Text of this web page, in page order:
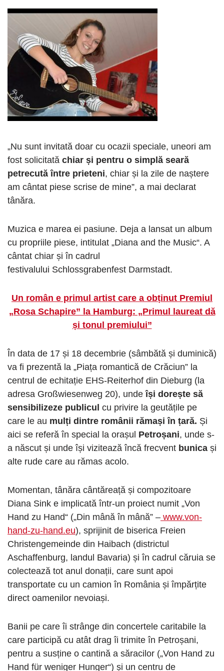
„Nu sunt invitată doar cu ocazii speciale, uneori am
fost solicitată chiar și pentru o simplă seară
petrecută între prieteni, chiar și la zile de naștere
am cântat piese scrise de mine”, a mai declarat
tânăra.
Muzica e marea ei pasiune. Deja a lansat un album
cu propriile piese, intitulat „Diana and the Music“. A
cântat chiar și în cadrul
festivalului Schlossgrabenfest Darmstadt.
Un român e primul artist care a obținut Premiul
„Rosa Schapire” la Hamburg: „Primul laureat dă
și tonul premiului”
În data de 17 și 18 decembrie (sâmbătă și duminică)
va fi prezentă la „Piața romantică de Crăciun” la
centrul de echitație EHS-Reiterhof din Dieburg (la
adresa Großwiesenweg 20), unde își dorește să
sensibilizeze publicul cu privire la geutățile pe
care le au mulți dintre românii rămași în țară. Și
aici se referă în special la orașul Petroșani, unde s-
a născut și unde își vizitează încă frecvent bunica și
alte rude care au rămas acolo.
Momentan, tânăra cântăreață și compozitoare
Diana Sink e implicată într-un proiect numit „Von
Hand zu Hand“ („Din mână în mână” – www.von-
hand-zu-hand.eu), sprijinit de biserica Freien
Christengemeinde din Haibach (districtul
Aschaffenburg, landul Bavaria) și în cadrul căruia se
colectează tot anul donații, care sunt apoi
transportate cu un camion în România și împărțite
direct oamenilor nevoiași.
Banii pe care îi strânge din concertele caritabile la
care participă cu atât drag îi trimite în Petroșani,
pentru a susține o cantină a săracilor („Von Hand zu
Hand für weniger Hunger“) și un centru de